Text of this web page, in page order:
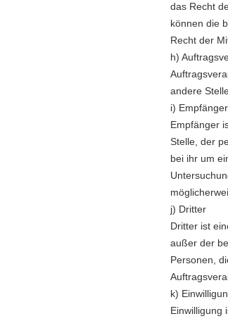
das Recht
können die
Recht der
h)
andere
i) Empfänger
Empfänger
Stelle, der
bei ihr um
j) Dritter
Dritter ist
außer der
Personen,
k)
Einwilligung